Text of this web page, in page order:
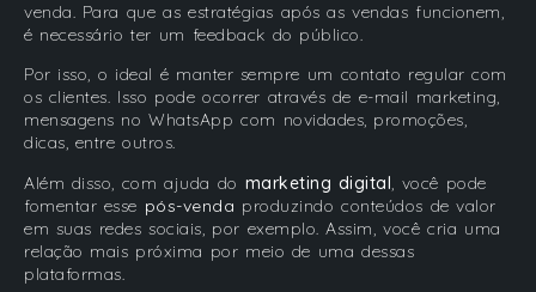
venda. Para que as estratégias após as vendas funcionem,
é necessário ter um feedback do público.
Por isso, o ideal é manter sempre um contato regular com
os clientes. Isso pode ocorrer através de e-mail marketing,
mensagens no WhatsApp com novidades, promoções,
dicas, entre outros.
Além disso, com ajuda do marketing digital, você pode
fomentar esse pós-venda produzindo conteúdos de valor
em suas redes sociais, por exemplo. Assim, você cria uma
relação mais próxima por meio de uma dessas
plataformas.